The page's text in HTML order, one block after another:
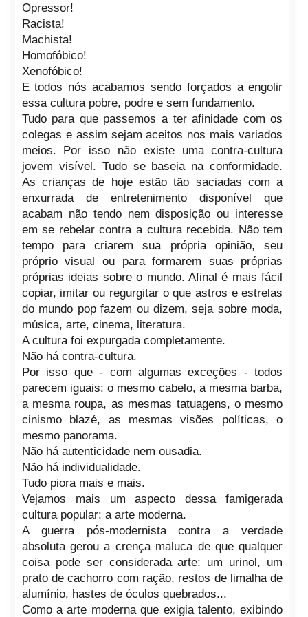
Opressor!
Racista!
Machista!
Homofóbico!
Xenofóbico!
E todos nós acabamos sendo forçados a engolir
essa cultura pobre, podre e sem fundamento.
Tudo para que passemos a ter afinidade com os
colegas e assim sejam aceitos nos mais variados
meios. Por isso não existe uma contra-cultura
jovem visível. Tudo se baseia na conformidade.
As crianças de hoje estão tão saciadas com a
enxurrada de entretenimento disponível que
acabam não tendo nem disposição ou interesse
em se rebelar contra a cultura recebida. Não tem
tempo para criarem sua própria opinião, seu
próprio visual ou para formarem suas próprias
próprias ideias sobre o mundo. Afinal é mais fácil
copiar, imitar ou regurgitar o que astros e estrelas
do mundo pop fazem ou dizem, seja sobre moda,
música, arte, cinema, literatura.
A cultura foi expurgada completamente.
Não há contra-cultura.
Por isso que - com algumas exceções - todos
parecem iguais: o mesmo cabelo, a mesma barba,
a mesma roupa, as mesmas tatuagens, o mesmo
cinismo blazé, as mesmas visões políticas, o
mesmo panorama.
Não há autenticidade nem ousadia.
Não há individualidade.
Tudo piora mais e mais.
Vejamos mais um aspecto dessa famigerada
cultura popular: a arte moderna.
A guerra pós-modernista contra a verdade
absoluta gerou a crença maluca de que qualquer
coisa pode ser considerada arte: um urinol, um
prato de cachorro com ração, restos de limalha de
alumínio, hastes de óculos quebrados...
Como a arte moderna que exigia talento, exibindo